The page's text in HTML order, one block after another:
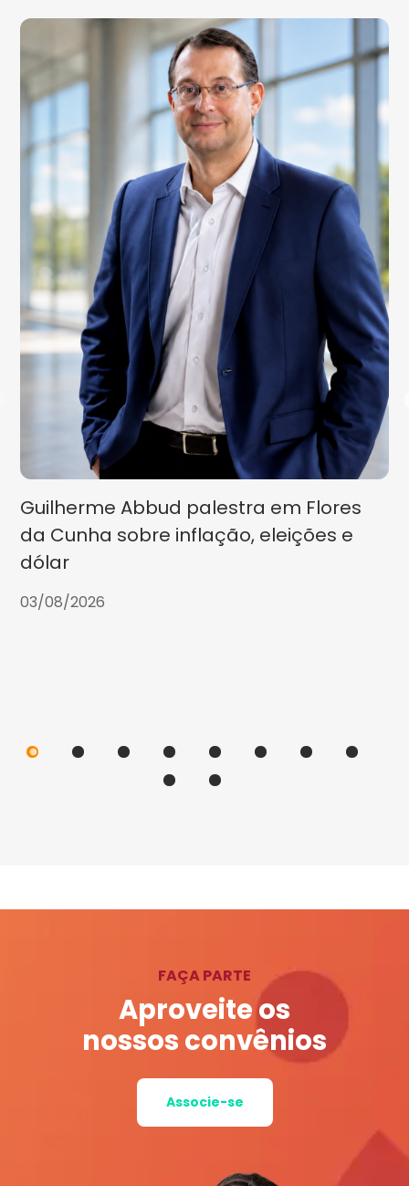
Guilherme Abbud palestra em Flores
da Cunha sobre inflação, eleições e
dólar
03/08/2026
FAÇA PARTE
Aproveite os
nossos convênios
Associe-se